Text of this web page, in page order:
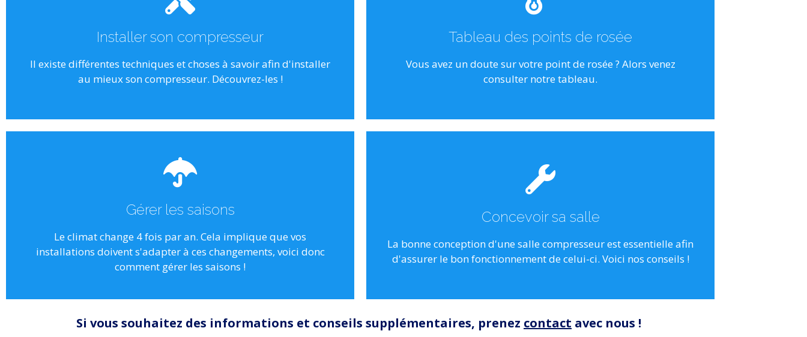
Installer son compresseur
Il existe différentes techniques et choses à savoir afin d'installer
au mieux son compresseur. Découvrez-les !
Une mise en place rigoureuse
L'orientation, l'emplacement, et la taille de la salle sont
autant d'éléments à prendre en compte lors de Tableau des points de rosée
Vous avez un doute sur votre point de rosée ? Alors venez
consulter notre tableau.
d'humidité selon votre point de rosée, et inversement.
Cliquez ici
Gérer les saisons
Le climat change 4 fois par an. Cela implique que vos
installations doivent s'adapter à ces changements, voici donc
comment gérer les saisons !
Des changements rudes
essentiel d'offrir des conditions de fonctionnement
Cliquez ici
Concevoir sa salle
La bonne conception d'une salle compresseur est essentielle afin
d'assurer le bon fonctionnement de celui-ci. Voici nos conseils !
Une conception réfléchie
Votre salle doit-être concue de manière adaptée à votre
machinerie, et également pour supporter des
Cliquez ici
Si vous souhaitez des informations et conseils supplémentaires, prenez contact avec nous !